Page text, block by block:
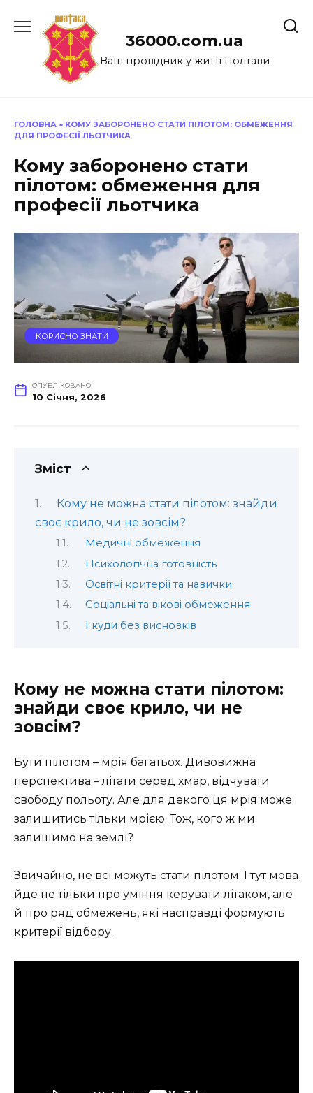
до
36000.com.ua
Ваш провідник у житті Полтави
ГОЛОВНА » КОМУ ЗАБОРОНЕНО СТАТИ ПІЛОТОМ: ОБМЕЖЕННЯ
ДЛЯ ПРОФЕСІЇ ЛЬОТЧИКА
Кому заборонено стати
пілотом: обмеження для
професії льотчика
КОРИСНО ЗНАТИ
ОПУБЛІКОВАНО
10 Січня, 2026
Зміст
Кому не можна стати пілотом: знайди
своє крило, чи не зовсім?
Медичні обмеження
Психологічна готовність
Освітні критерії та навички
Соціальні та вікові обмеження
І куди без висновків
Кому не можна стати пілотом:
знайди своє крило, чи не
зовсім?
Бути пілотом – мрія багатьох. Дивовижна
перспектива – літати серед хмар, відчувати
свободу польоту. Але для декого ця мрія може
залишитись тільки мрією. Тож, кого ж ми
залишимо на землі?
Звичайно, не всі можуть стати пілотом. І тут мова
йде не тільки про уміння керувати літаком, але
й про ряд обмежень, які насправді формують
критерії відбору.